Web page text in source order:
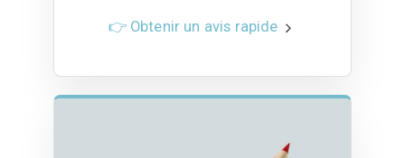
👉 Obtenir un avis rapide